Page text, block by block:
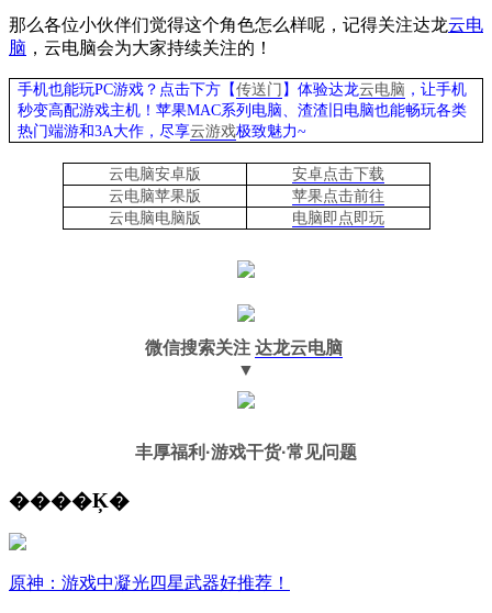
那么各位小伙伴们觉得这个角色怎么样呢，记得关注达龙云电
脑 ，云电脑会为大家持续关注的！
手机也能玩PC游戏？点击下方【传送门 】体验达龙云电脑 ，让手机
秒变高配游戏主机 ！苹果MAC系列电脑、渣渣旧电脑也能畅玩各类
热门端游和3A大作， 尽享云游戏极致魅力~
云电脑安卓版
安卓点击下载
云电脑苹果版
苹果点击前往
云电脑电脑 版 电脑即点即玩
微信搜索关注 达龙云电脑
▼
丰厚福利 ·游戏干货·常见问题
����Ķ�
原神：游戏中凝光四星武器好推荐！